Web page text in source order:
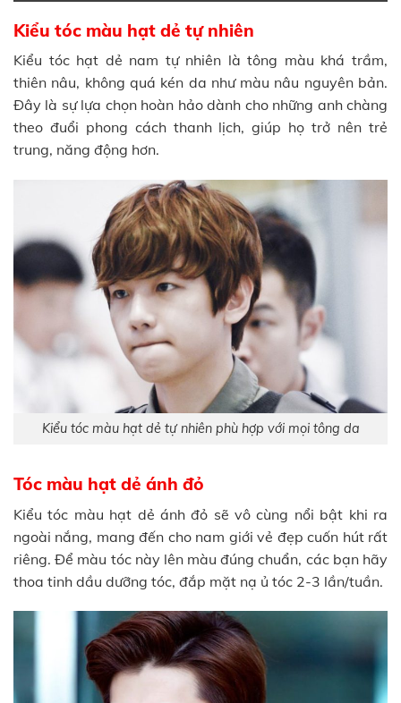
Kiểu tóc màu hạt dẻ tự nhiên
Kiểu tóc hạt dẻ nam tự nhiên là tông màu khá trầm,
thiên nâu, không quá kén da như màu nâu nguyên bản.
Đây là sự lựa chọn hoàn hảo dành cho những anh chàng
theo đuổi phong cách thanh lịch, giúp họ trở nên trẻ
trung, năng động hơn.
Kiểu tóc màu hạt dẻ tự nhiên phù hợp với mọi tông da
Tóc màu hạt dẻ ánh đỏ
Kiểu tóc màu hạt dẻ ánh đỏ sẽ vô cùng nổi bật khi ra
ngoài nắng, mang đến cho nam giới vẻ đẹp cuốn hút rất
riêng. Để màu tóc này lên màu đúng chuẩn, các bạn hãy
thoa tinh dầu dưỡng tóc, đắp mặt nạ ủ tóc 2-3 lần/tuần.